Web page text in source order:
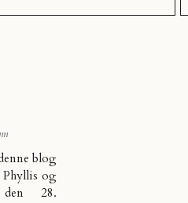
blog
Phyllis og
28.